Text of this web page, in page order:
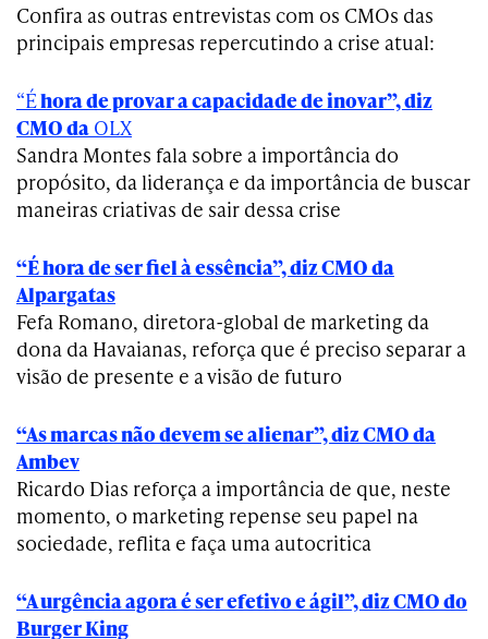
Confira as outras entrevistas com os CMOs das
principais empresas repercutindo a crise atual:
“Éhora de provar a capacidade de inovar”, diz
CMO da OLX
Sandra Montes fala sobre a importância do
propósito, da liderança e da importância de buscar
maneiras criativas de sair dessa crise
“É hora de ser fiel à essência”, diz CMO da
Alpargatas
Fefa Romano, diretora-global de marketing da
dona da Havaianas, reforça que é preciso separar a
visão de presente e a visão de futuro
“As marcas não devem se alienar”, diz CMO da
Ambev
Ricardo Dias reforça a importância de que, neste
momento, o marketing repense seu papel na
sociedade, reflita e faça uma autocritica
“A urgência agora é ser efetivo e ágil”, diz CMO do
Burger King